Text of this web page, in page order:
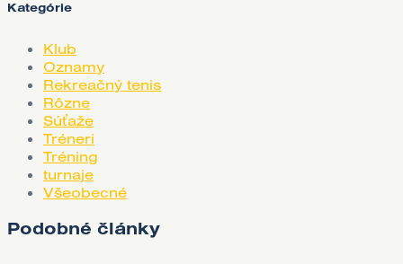
Kategórie
Klub
Oznamy
Rekreačný tenis
Rôzne
Súťaže
Tréneri
Tréning
turnaje
Všeobecné
Podobné články